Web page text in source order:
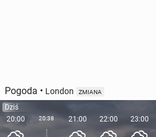
Pogoda • London ZMIANA
Dziś
20:00
20:38 21:00 22:00 23:00